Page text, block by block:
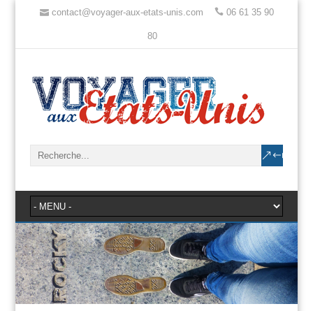
contact@voyager-aux-etats-unis.com 06 61 35 90
80